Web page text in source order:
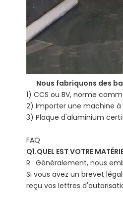
Nous fabriquons des
1) CCS ou BV, norme
2) Importer une machine à
3) Plaque d'aluminium
FAQ
Q1.QUEL EST VOTRE
R : Généralement, nous
Si vous avez un brevet
reçu vos lettres